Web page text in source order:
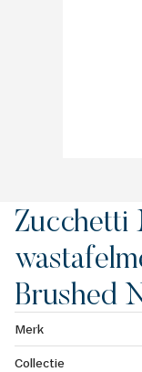
Zucchetti
Brushed
Merk
Collectie